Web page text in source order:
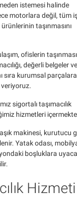
istemesi halinde
motorlara değil, tüm
taşınmasını
ofislerin
değerli belgeler ve
sıra kurumsal parçalara
sigortalı taşımacılık
hizmetleri
makinesi, kurutucu
Yatak odası,
boşluklara
Hizmeti